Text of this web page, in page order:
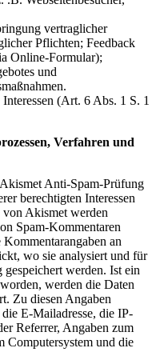
vertraglicher
Pflichten; Feedback
Online-Formular);
und
(Art. 6 Abs. 1 S. 1
Verfahren und
Akismet Anti-Spam-Prüfung
berechtigten Interessen
Akismet werden
Spam-Kommentaren
an
wo sie analysiert und für
werden. Ist ein
werden die Daten
Zu diesen Angaben
E-Mailadresse, die IP-
Referrer, Angaben zum
Computersystem und die